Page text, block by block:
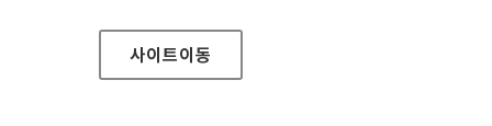
사이트이동